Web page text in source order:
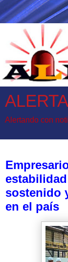
Alertando con
sostenido
en el país